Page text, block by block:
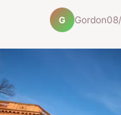
G Gordon